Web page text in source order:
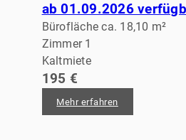
ab 01.09.2026
Bürofläche ca. 18,10 m²
Zimmer 1
Kaltmiete
195 €
Mehr erfahren